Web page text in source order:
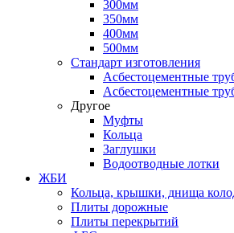
300мм
350мм
400мм
500мм
Стандарт изготовления
Асбестоцементные
Асбестоцементные
Другое
Муфты
Кольца
Заглушки
Водоотводные лотки
ЖБИ
Кольца, крышки, днища
Плиты дорожные
Плиты перекрытий